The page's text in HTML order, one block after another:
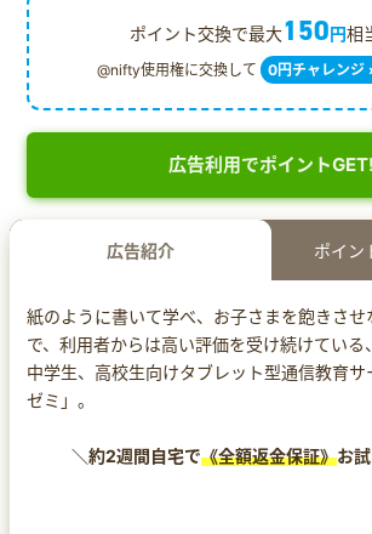
ポイント交換で最大150円相
@nifty使用権に交換して 0円チャレンジ
広告利用でポイントGET!
広告紹介 ポイン
紙のように書いて学べ、お子さまを飽きさせ
で、利用者からは高い評価を受け続けている
中学生、高校生向けタブレット型通信教育
ゼミ」。
＼約2週間自宅で《全額返金保証》お